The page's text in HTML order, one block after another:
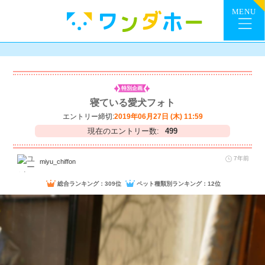
特別企画
寝ている愛犬フォト
エントリー締切:2019年06月27日 (木) 11:59
現在のエントリー数: 499
miyu_chiffon 7年前
総合ランキング：309位 ペット種類別ランキング：12位